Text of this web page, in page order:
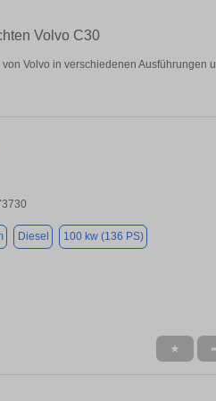
Volvo C30
Volvo in verschiedenen Ausführungen
Diesel 100 kw (136 PS)
★